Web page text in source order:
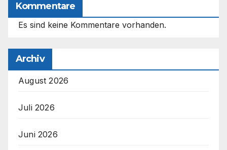
Kommentare
Es sind keine Kommentare vorhanden.
Archiv
August 2026
Juli 2026
Juni 2026